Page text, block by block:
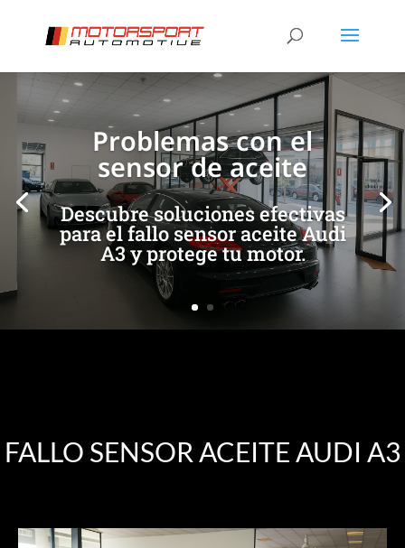
Problemas con el
sensor de aceite
Descubre soluciones efectivas
para el fallo sensor aceite Audi
A3 y protege tu motor.
[/et_pb_slide][/et_pb_slide]
FALLO SENSOR ACEITE AUDI A3